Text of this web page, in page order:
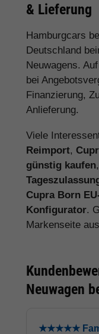
& Lieferung
Hamburgcars
Deutschland
Neuwagens.
bei
Finanzierung,
Anlieferung.
Viele
Reimport,
günstig kaufen,
Cupra Born
Konfigurator.
Markenseite
Neuwagen
★★★★★